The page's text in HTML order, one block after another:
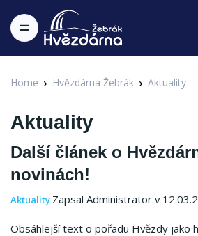
Home Hvězdárna Žebrák Aktuality
Aktuality
Další článek o
novinách!
Aktuality Zapsal Administrator v
Obsáhlejší text o pořadu Hvězdy jako